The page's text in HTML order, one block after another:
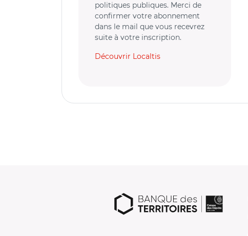
politiques publiques. Merci de
confirmer votre abonnement
dans le mail que vous recevrez
suite à votre inscription.
Découvrir Localtis